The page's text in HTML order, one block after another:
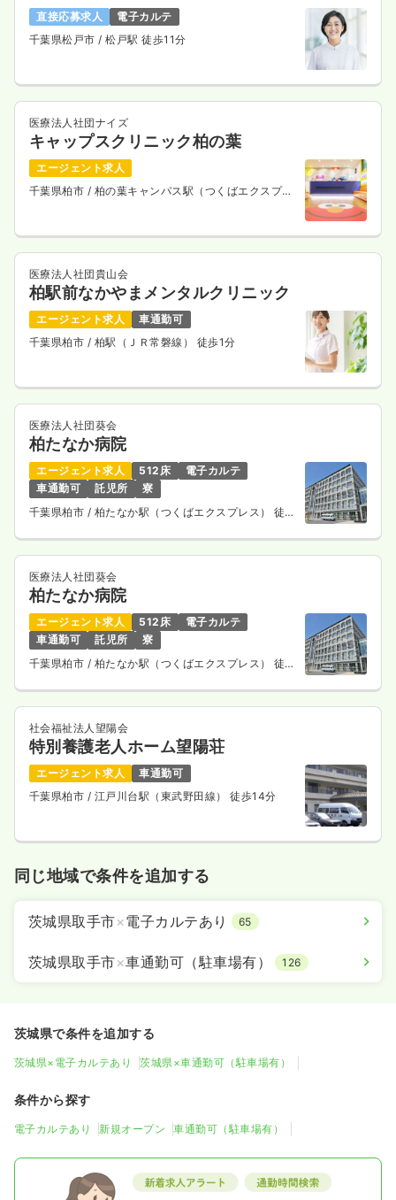
直接応募求人
電子カルテ
千葉県松戸市/ 松戸駅 徒歩11分
医療法人社団ナイズ
キャップスクリニック柏の葉
エージェント求人
千葉県柏市 / 柏の葉キャンパス駅（つくばエクスプレ
医療法人社団貴山会
柏駅前なかやまメンタルクリニック
エージェント求人
車通勤可
千葉県柏市 / 柏駅（ＪＲ常磐線） 徒歩1分
医療法人社団葵会
柏たなか病院
エージェント求人 512床
電子カルテ
車通勤可
託児所
寮
千葉県柏市 / 柏たなか駅（つくばエクスプレス） 徒歩
医療法人社団葵会
柏たなか病院
エージェント求人 512床
電子カルテ
車通勤可
託児所
寮
千葉県柏市 / 柏たなか駅（つくばエクスプレス） 徒歩
社会福祉法人望陽会
特別養護老人ホーム望陽荘
エージェント求人
車通勤可
千葉県柏市 / 江戸川台駅（東武野田線） 徒歩14分
同じ地域で条件を追加する
茨城県取手市×電子カルテあり 65
茨城県取手市×車通勤可（駐車場有） 126
茨城県で条件を追加する
茨城県×電子カルテあり 茨城県×車通勤可（駐車場有）
条件から探す
電子カルテあり 新規オープン 車通勤可（駐車場有）